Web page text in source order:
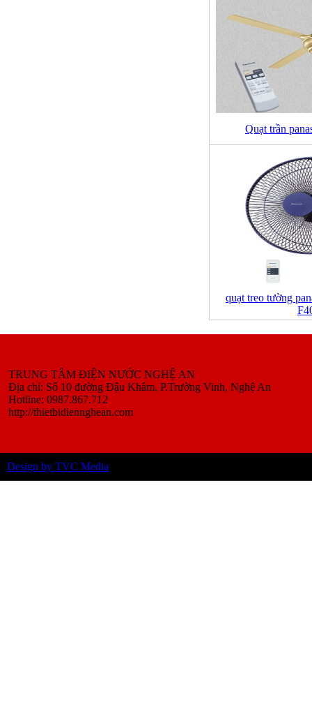
Quạt trần
quạt treo tường
TRUNG TÂM ĐIỆN NƯỚC NGHỆ AN
Địa chỉ: Số 10 đường Đậu Khâm, P.Trường Vinh, Nghệ An
Hotline: 0987.867.712
http://thietbidiennghean.com
Design by TVC Media